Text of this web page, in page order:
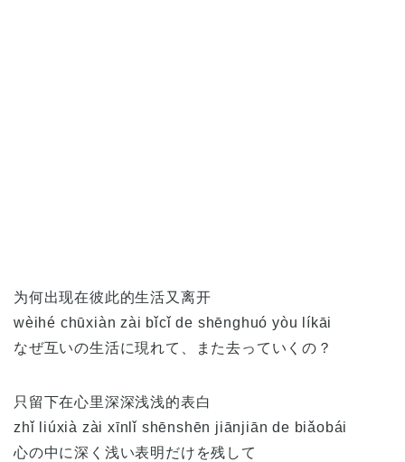
为何出现在彼此的生活又离开
wèihé chūxiàn zài bǐcǐ de shēnghuó yòu líkāi
なぜ互いの生活に現れて、また去っていくの？
只留下在心里深深浅浅的表白
zhǐ liúxià zài xīnlǐ shēnshēn jiānjiān de biǎobái
心の中に深く浅い表明だけを残して